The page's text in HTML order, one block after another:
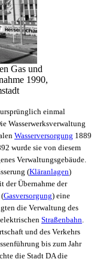
Gas und
1990,
einmal
Wasserwerksverwaltung
Wasserversorgung 1889
wurde sie von diesem
Verwaltungsgebäude.
(Kläranlagen)
der Übernahme der
Gasversorgung) eine
die Verwaltung des
Straßenbahn
und des Verkehrs
bis zum Jahr
die Stadt DA die